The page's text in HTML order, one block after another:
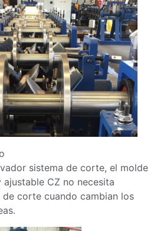
sistema de corte, el molde
CZ no necesita
corte cuando cambian los